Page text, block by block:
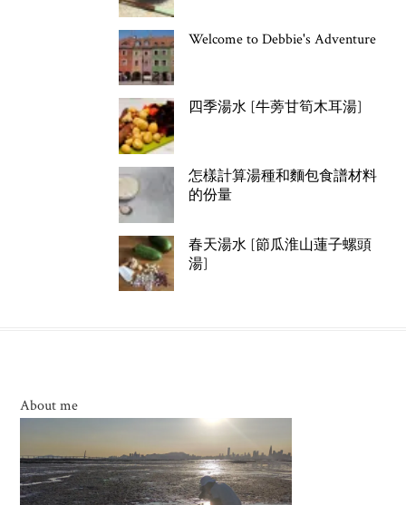
Welcome to Debbie's Adventure
四季湯水 [牛蒡甘筍木耳湯]
怎樣計算湯種和麵包食譜材料
的份量
春天湯水 [節瓜淮山蓮子螺頭
湯]
About me